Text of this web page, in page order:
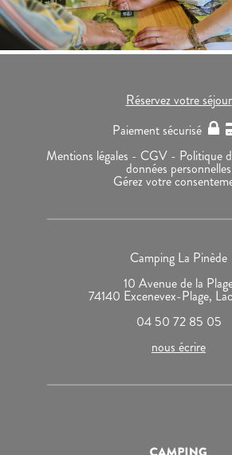
Réservez votre séjour
Paiement sécurisé
Mentions légales - CGV - Politique
données personnelles
Gérez votre
Camping La Pinède
10 Avenue de la
74140 Excenevex-Plage,
04 50 72 85 05
nous écrire